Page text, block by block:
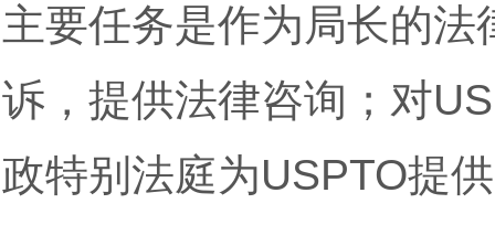
主要任务是作为局长的
诉，提供法律咨询；对
政特别法庭为USPTO提